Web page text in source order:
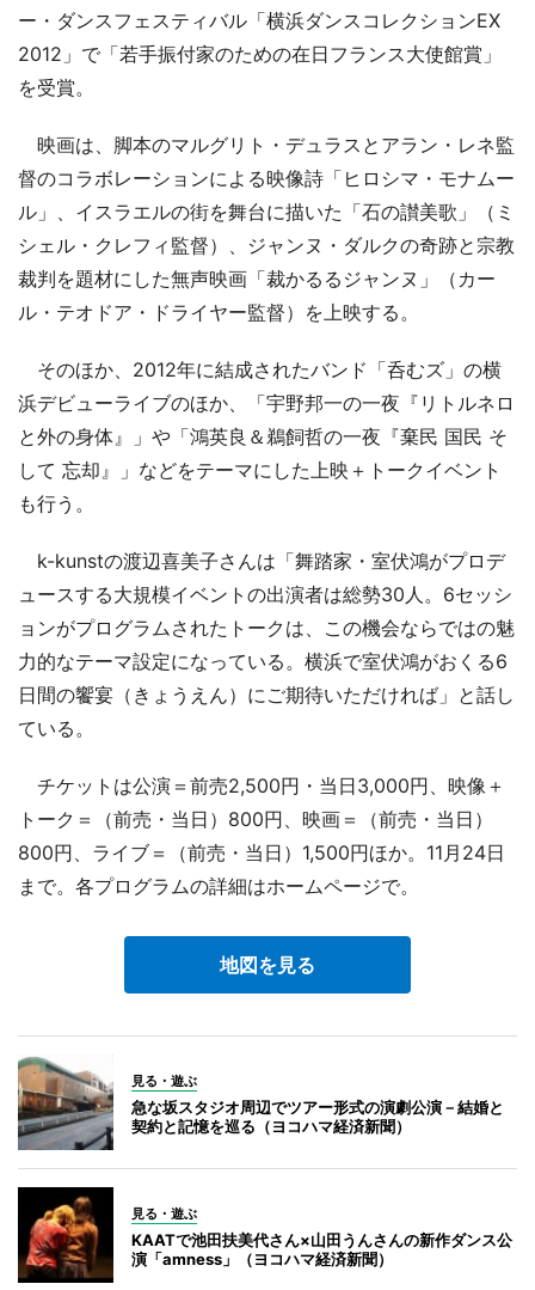
ー・ダンスフェスティバル「横浜ダンスコレクションEX
2012」で「若手振付家のための在日フランス大使館賞」
を受賞。
映画は、脚本のマルグリト・デュラスとアラン・レネ監
督のコラボレーションによる映像詩「ヒロシマ・モナムー
ル」、イスラエルの街を舞台に描いた「石の讃美歌」（ミ
シェル・クレフィ監督）、ジャンヌ・ダルクの奇跡と宗教
裁判を題材にした無声映画「裁かるるジャンヌ」（カー
ル・テオドア・ドライヤー監督）を上映する。
そのほか、2012年に結成されたバンド「呑むズ」の横
浜デビューライブのほか、「宇野邦一の一夜『リトルネロ
と外の身体』」や「鴻英良＆鵜飼哲の一夜『棄民 国民 そ
して 忘却』」などをテーマにした上映＋トークイベント
も行う。
k-kunstの渡辺喜美子さんは「舞踏家・室伏鴻がプロデ
ュースする大規模イベントの出演者は総勢30人。6セッシ
ョンがプログラムされたトークは、この機会ならではの魅
力的なテーマ設定になっている。横浜で室伏鴻がおくる6
日間の饗宴（きょうえん）にご期待いただければ」と話し
ている。
チケットは公演＝前売2,500円・当日3,000円、映像＋
トーク＝（前売・当日）800円、映画＝（前売・当日）
800円、ライブ＝（前売・当日）1,500円ほか。11月24日
まで。各プログラムの詳細はホームページで。
地図を見る
見る・遊ぶ
急な坂スタジオ周辺でツアー形式の演劇公演－結婚と
契約と記憶を巡る（ヨコハマ経済新聞）
見る・遊ぶ
KAATで池田扶美代さん×山田うんさんの新作ダンス公
演「amness」（ヨコハマ経済新聞）